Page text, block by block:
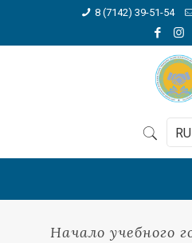
8 (7142) 39-51-54
RU
Начало учебного